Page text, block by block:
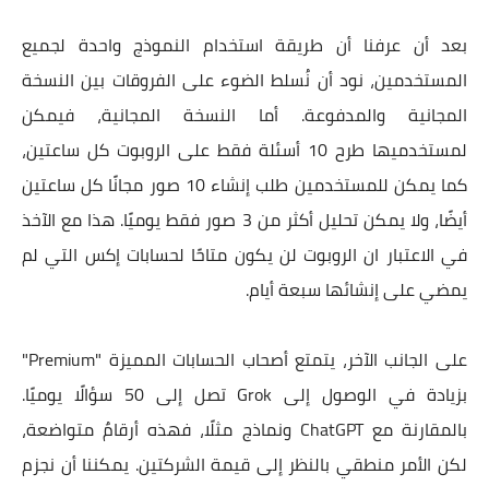
بعد أن عرفنا أن طريقة استخدام النموذج واحدة لجميع
المستخدمين، نود أن نُسلط الضوء على الفروقات بين النسخة
المجانية والمدفوعة. أما النسخة المجانية، فيمكن
لمستخدميها طرح 10 أسئلة فقط على الروبوت كل ساعتين،
كما يمكن للمستخدمين طلب إنشاء 10 صور مجانًا كل ساعتين
أيضًا، ولا يمكن تحليل أكثر من 3 صور فقط يوميًا. هذا مع الآخذ
في الاعتبار ان الروبوت لن يكون متاحًا لحسابات إكس التي لم
يمضي على إنشائها سبعة أيام.
على الجانب الآخر، يتمتع أصحاب الحسابات المميزة "Premium"
بزيادة في الوصول إلى Grok تصل إلى 50 سؤالًا يوميًا.
بالمقارنة مع ChatGPT ونماذج مثلًا، فهذه أرقامٌ متواضعة،
لكن الأمر منطقي بالنظر إلى قيمة الشركتين. يمكننا أن نجزم